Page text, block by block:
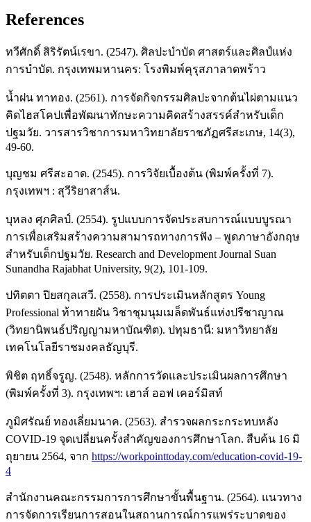
References
ทวีศักดิ์ สิริรัตน์เรขา. (2547). ศิลปะบำบัด ศาสตร์และศิลป์แห่ง
การบำบัด. กรุงเทพมหานคร: โรงพิมพ์คุรุสภาลาดพร้าว
น้ำฝน ทาทอง. (2561). การจัดกิจกรรมศิลปะจากต้นไผ่ตามแนว
คิดไฮสโคปเพื่อพัฒนาทักษะความคิดสร้างสรรค์สำหรับเด็ก
ปฐมวัย. วารสารวิชาการมหาวิทยาลัยราชภัฏศรีสะเกษ, 14(3),
49-60.
บุญชม ศรีสะอาด. (2545). การวิจัยเบื้องต้น (พิมพ์ครั้งที่ 7).
กรุงเทพฯ : สุวีริยาสาส์น.
บุหลง ศุภศิลป์. (2554). รูปแบบการจัดประสบการณ์แบบบูรณา
การเพื่อเสริมสร้างความสามารถทางการฟัง – พูดภาษาอังกฤษ
สำหรับเด็กปฐมวัย. Research and Development Journal Suan
Sunandha Rajabhat University, 9(2), 101-109.
ปทิตตา ปิยสกุลเสวี. (2558). การประเมินหลักสูตร Young
Professional ท้าทายผัน วิชาชุมนุมเมล็ดพันธ์แห่งปรีชาญาณ
(วิทยานิพนธ์ปริญญามหาบัณฑิต). ปทุมธานี: มหาวิทยาลัย
เทคโนโลยีราชมงคลธัญบุรี.
พิชิต ฤทธิ์จรูญ. (2548). หลักการวัดและประเมินผลการศึกษา
(พิมพ์ครั้งที่ 3). กรุงเทพฯ: เฮาส์ ออฟ เคอร์มิสท์
ภูมิศรัณย์ ทองเลี่ยมนาค. (2563). สำรวจผลกระกระทบหลัง
COVID-19 จุดเปลี่ยนครั้งสำคัญของการศึกษาโลก. สืบค้น 16 มิ
ถุยายน 2564, จาก https://workpointtoday.com/education-covid-19-
4
สำนักงานคณะกรรมการการศึกษาขั้นพื้นฐาน. (2564). แนวทาง
การจัดการเรียนการสอนในสถานการณ์การแพร่ระบาดของ